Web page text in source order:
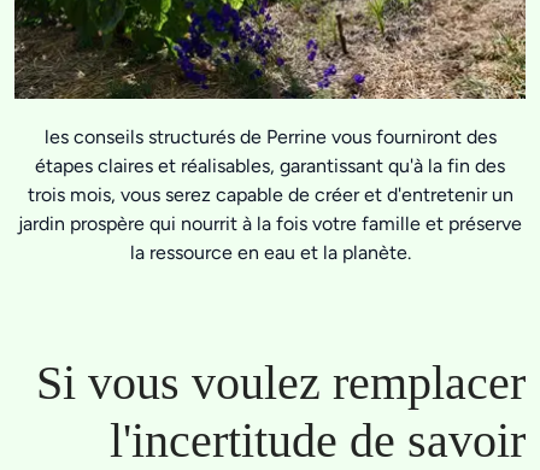
les conseils structurés de Perrine vous fourniront des
étapes claires et réalisables, garantissant qu'à la fin des
trois mois, vous serez capable de créer et d'entretenir un
jardin prospère qui nourrit à la fois votre famille et préserve
la ressource en eau et la planète.
Si vous voulez remplacer
l'incertitude de savoir